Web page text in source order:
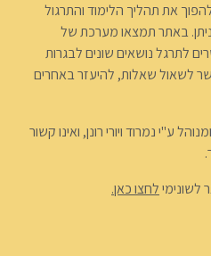
את תהליך הלימוד והתרגול
באתר תמצאו מערכת של
לתרגל נושאים שונים לבגרות
לשאול שאלות, להיעזר באחרים
ע"י נמרוד ויורי רונן, ואינו קשור
לשונימילחצו כאן.